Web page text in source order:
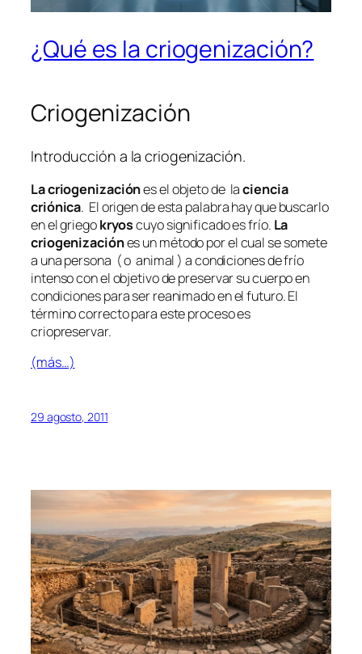
¿Qué es la criogenización?
Criogenización
Introducción a la criogenización.
La criogenizaciónes el objeto de laciencia
criónica. El origen de esta palabra hay que buscarlo
en el griegokryoscuyo significado es frío. La
criogenizaciónes un método por el cual se somete
a una persona ( o animal ) a condiciones de frío
intenso con el objetivo de preservar su cuerpo en
condiciones para ser reanimado en el futuro. El
término correcto para este proceso es
criopreservar.
(más…)
29 agosto, 2011